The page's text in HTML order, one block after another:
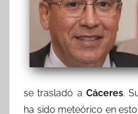
se trasladó a Cáceres.
ha sido meteórico en